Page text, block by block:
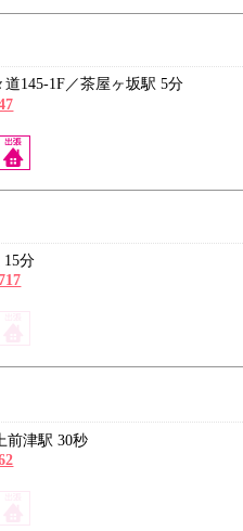
145-1F／茶屋ヶ坂駅 5分
分
上前津駅 30秒